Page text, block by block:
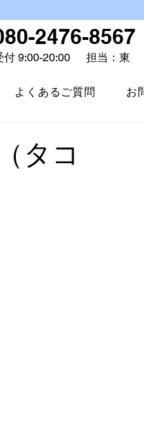
2476-8567
担当：東
付 9:00-20:00
よくあるご質問 お
タコ